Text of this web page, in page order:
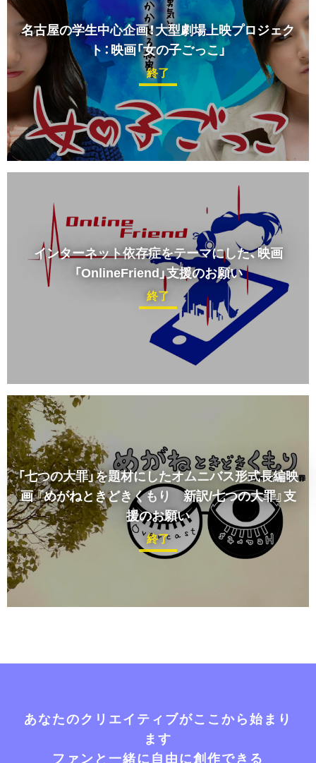
名古屋の学生中心企画！大型劇場上映プロジェク
ト：映画「女の子ごっこ」
終了
インターネット依存症をテーマにした、映画
「OnlineFriend」支援のお願い
終了
「七つの大罪」を題材にしたオムニバス形式長編映
画 『めがねときどきくもり 新訳/七つの大罪』支
援のお願い
終了
あなたのクリエイティブがここから始まり
ます
ファンと一緒に自由に創作できる